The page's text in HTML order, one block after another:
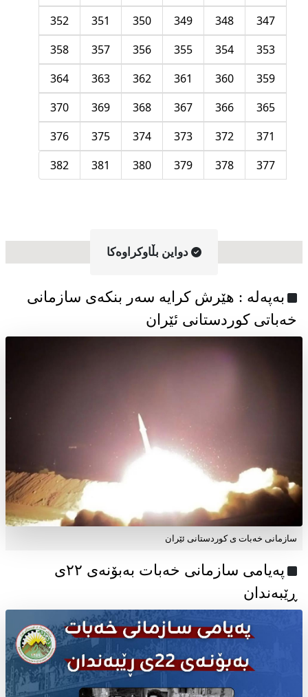
347
348
349
350
351
352
353
354
355
356
357
358
359
360
361
362
363
364
365
366
367
368
369
370
371
372
373
374
375
376
377
378
379
380
381
382
دواین بڵاوکراوه‌کا
به‌په‌له‌ : هێرش کرایە سەر بنکەی سازمانی
خەباتی کوردستانی ئێران
سازمانی خەبات ی کوردستانی ئێران
پەیامی سازمانی خەبات بەبۆنەی ۲۲ی
ڕێبەندان